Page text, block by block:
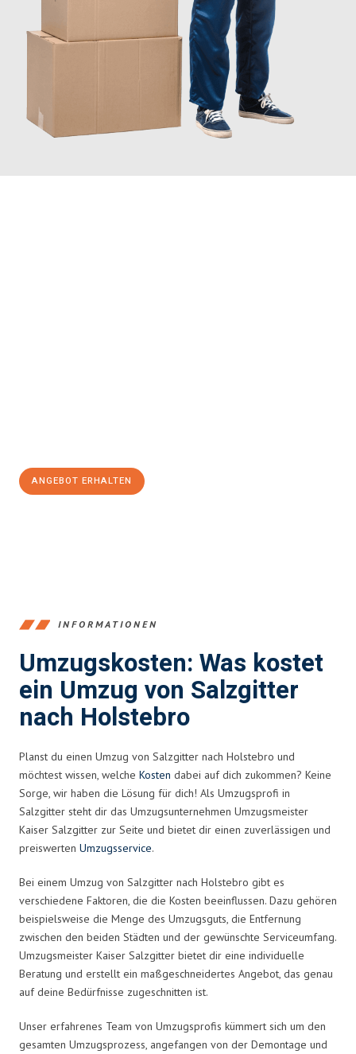
ANGEBOT ERHALTEN
INFORMATIONEN
Umzugskosten: Was kostet
ein Umzug von Salzgitter
nach Holstebro
Planst du einen Umzug von Salzgitter nach Holstebro und
möchtest wissen, welche Kosten dabei auf dich zukommen? Keine
Sorge, wir haben die Lösung für dich! Als Umzugsprofi in
Salzgitter steht dir das Umzugsunternehmen Umzugsmeister
Kaiser Salzgitter zur Seite und bietet dir einen zuverlässigen und
preiswerten Umzugsservice.
Bei einem Umzug von Salzgitter nach Holstebro gibt es
verschiedene Faktoren, die die Kosten beeinflussen. Dazu gehören
beispielsweise die Menge des Umzugsguts, die Entfernung
zwischen den beiden Städten und der gewünschte Serviceumfang.
Umzugsmeister Kaiser Salzgitter bietet dir eine individuelle
Beratung und erstellt ein maßgeschneidertes Angebot, das genau
auf deine Bedürfnisse zugeschnitten ist.
Unser erfahrenes Team von Umzugsprofis kümmert sich um den
gesamten Umzugsprozess, angefangen von der Demontage und